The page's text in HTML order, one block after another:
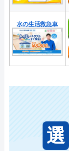
水の生活救急車
選